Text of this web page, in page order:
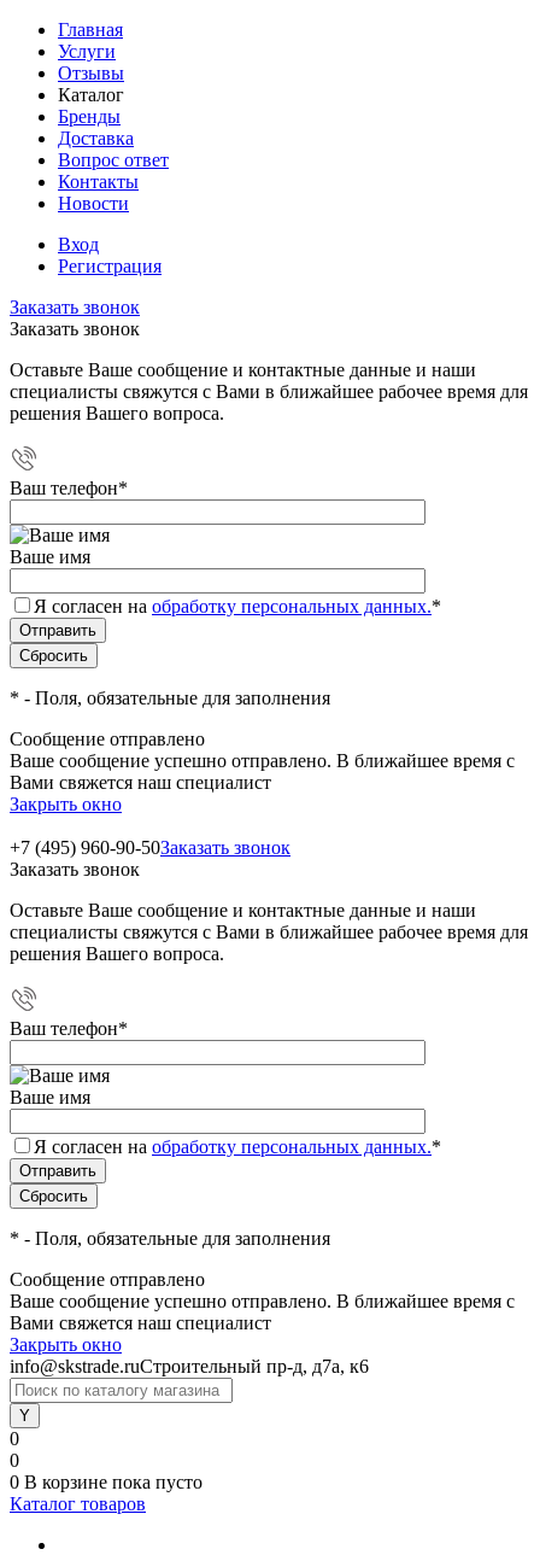
Главная
Услуги
Отзывы
Каталог
Бренды
Доставка
Вопрос ответ
Контакты
Новости
Вход
Регистрация
Заказать звонок
Заказать звонок
Оставьте Ваше сообщение и контактные данные и наши
специалисты свяжутся с Вами в ближайшее рабочее время для
решения Вашего вопроса.
Ваш телефон*
Ваше имя
Я согласен на обработку персональных данных.*
* - Поля, обязательные для заполнения
Сообщение отправлено
Ваше сообщение успешно отправлено. В ближайшее время с
Вами свяжется наш специалист
Закрыть окно
+7 (495) 960-90-50Заказать звонок
Заказать звонок
Оставьте Ваше сообщение и контактные данные и наши
специалисты свяжутся с Вами в ближайшее рабочее время для
решения Вашего вопроса.
Ваш телефон*
Ваше имя
Я согласен на обработку персональных данных.*
* - Поля, обязательные для заполнения
Сообщение отправлено
Ваше сообщение успешно отправлено. В ближайшее время с
Вами свяжется наш специалист
Закрыть окно
info@skstrade.ruСтроительный пр-д, д7а, к6
0
0
0 В корзине пока пусто
Каталог товаров